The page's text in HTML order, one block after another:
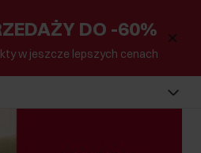
DO -60%
w jeszcze lepszych cenach